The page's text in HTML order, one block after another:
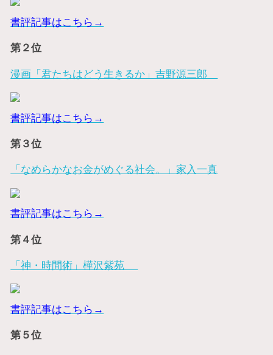
書評記事はこちら→
第２位
漫画「君たちはどう生きるか」吉野源三郎
書評記事はこちら→
第３位
「なめらかなお金がめぐる社会。」家入一真
書評記事はこちら→
第４位
「神・時間術」樺沢紫苑
書評記事はこちら→
第５位